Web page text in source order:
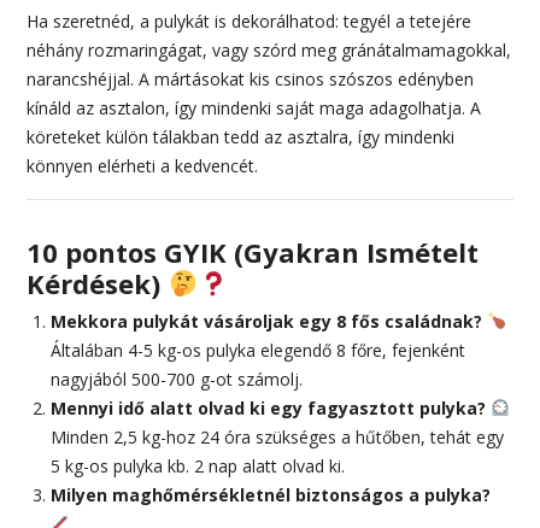
Ha szeretnéd, a pulykát is dekorálhatod: tegyél a tetejére
néhány rozmaringágat, vagy szórd meg gránátalmamagokkal,
narancshéjjal. A mártásokat kis csinos szószos edényben
kínáld az asztalon, így mindenki saját maga adagolhatja. A
köreteket külön tálakban tedd az asztalra, így mindenki
könnyen elérheti a kedvencét.
10 pontos GYIK (Gyakran Ismételt
Kérdések)
Mekkora pulykát vásároljak egy 8 fős családnak?
Általában 4-5 kg-os pulyka elegendő 8 főre, fejenként
nagyjából 500-700 g-ot számolj.
Mennyi idő alatt olvad ki egy fagyasztott pulyka?
Minden 2,5 kg-hoz 24 óra szükséges a hűtőben, tehát egy
5 kg-os pulyka kb. 2 nap alatt olvad ki.
Milyen maghőmérsékletnél biztonságos a pulyka?